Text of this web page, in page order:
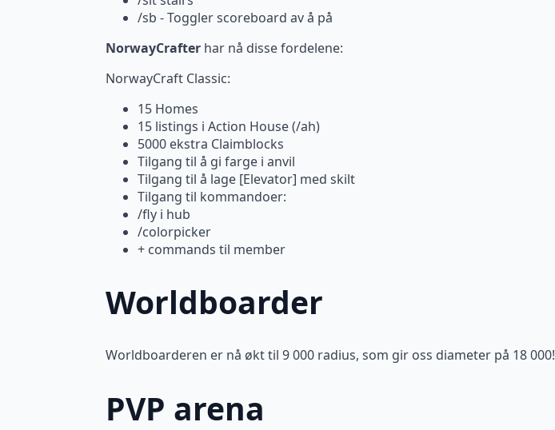
/sb - Toggler scoreboard av å på
NorwayCrafter har nå disse fordelene:
NorwayCraft Classic:
15 Homes
15 listings i Action House (/ah)
5000 ekstra Claimblocks
Tilgang til å gi farge i anvil
Tilgang til å lage [Elevator] med skilt
Tilgang til kommandoer:
/fly i hub
/colorpicker
+ commands til member
Worldboarder
Worldboarderen er nå økt til 9 000 radius, som gir oss diameter på 18 000!
PVP arena